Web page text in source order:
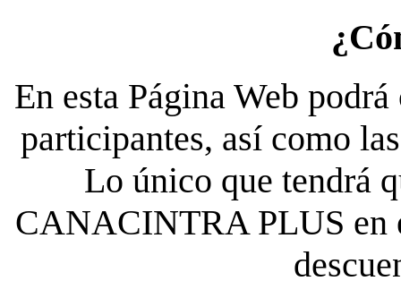
En esta Página Web
participantes, así como
Lo único que tendrá
CANACINTRA PLUS en